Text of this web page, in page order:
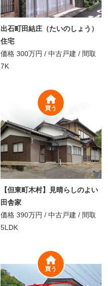
出石町田結庄（たいのしょう）
住宅
価格 300万円 / 中古戸建 / 間取
7K
【但東町木村】見晴らしのよい
田舎家
価格 390万円 / 中古戸建 / 間取
5LDK
買う
買う